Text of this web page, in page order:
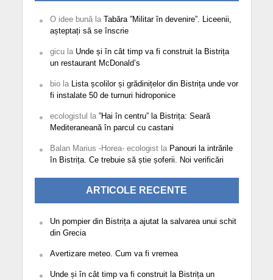
O idee bunăla Tabăra ”Militar în devenire”. Liceenii,
așteptați să se înscrie
gicula Unde și în cât timp va fi construit la Bistrița
un restaurant McDonald’s
biola Lista școlilor și grădinițelor din Bistrița unde vor
fi instalate 50 de turnuri hidroponice
ecologistul la ”Hai în centru” la Bistrița: Seară
Mediteraneană în parcul cu castani
Balan Marius -Horea- ecologistla Panouri la intrările
în Bistrița. Ce trebuie să știe șoferii. Noi verificări
ARTICOLE RECENTE
Un pompier din Bistrița a ajutat la salvarea unui schit
din Grecia
Avertizare meteo. Cum va fi vremea
Unde și în cât timp va fi construit la Bistrița un